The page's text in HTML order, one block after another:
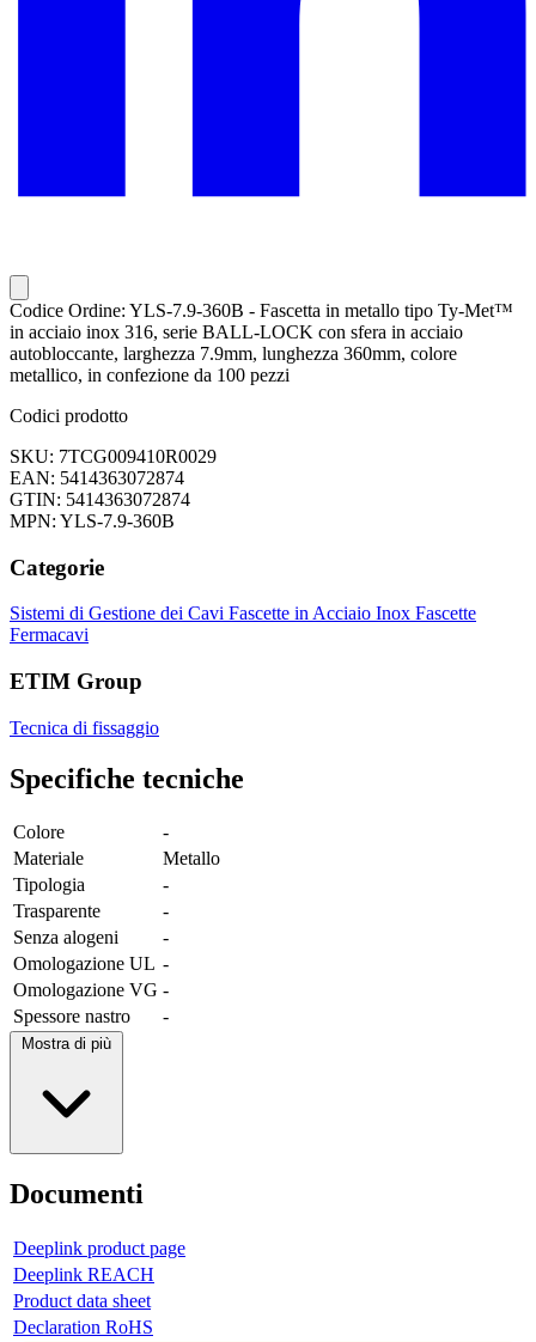
Codice Ordine: YLS-7.9-360B - Fascetta in metallo tipo Ty-Met™
in acciaio inox 316, serie BALL-LOCK con sfera in acciaio
autobloccante, larghezza 7.9mm, lunghezza 360mm, colore
metallico, in confezione da 100 pezzi
Codici prodotto
SKU: 7TCG009410R0029
EAN: 5414363072874
GTIN: 5414363072874
MPN: YLS-7.9-360B
Categorie
Sistemi di Gestione dei Cavi Fascette in Acciaio Inox Fascette
Fermacavi
ETIM Group
Tecnica di fissaggio
Specifiche tecniche
Colore
-
Materiale
Metallo
Tipologia
-
Trasparente
-
Senza alogeni
-
Omologazione UL -
Omologazione VG -
Spessore nastro
-
Mostra di più
Documenti
Deeplink product page
Deeplink REACH
Product data sheet
Declaration RoHS